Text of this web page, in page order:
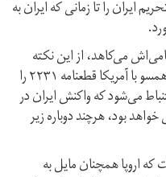
ایران را تا زمانی که ایران به
می‌کاهد، از این نکته
غافل نیست که شاید کشورهای اروپایی همسو با آمریکا قطعنامه ۲۲۳۱ را
می‌شود که واکنش ایران در
بود، هرچند دوباره زیر
اروپا همچنان مایل به